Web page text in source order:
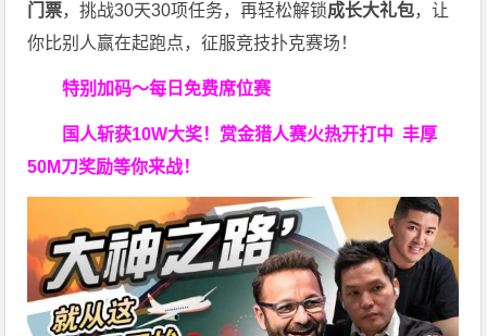
门票，挑战30天30项任务，再轻松解锁成长大礼包，让
你比别人赢在起跑点，征服竞技扑克赛场！
特别加码～每日免费席位赛
国人斩获10W大奖！ 赏金猎人赛火热开打中 丰厚
50M刀奖励等你来战！